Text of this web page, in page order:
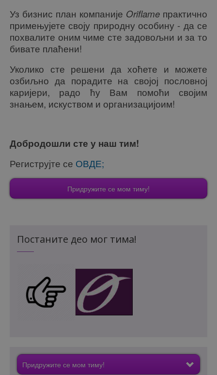
Уз бизнис план компаније Oriflame практично
примењујете своју природну особину - да се
похвалите оним чиме сте задовољни и за то
бивате плаћени!
Уколико сте решени да хоћете и можете
озбиљно да порадите на својој пословној
каријери, радо ћу Вам помоћи својим
знањем, искуством и организацијоим!
Добродошли сте у наш тим!
Региструјте се ОВДЕ;
Придружите се мом тиму!
Постаните део мог тима!
Придружите се мом тиму!